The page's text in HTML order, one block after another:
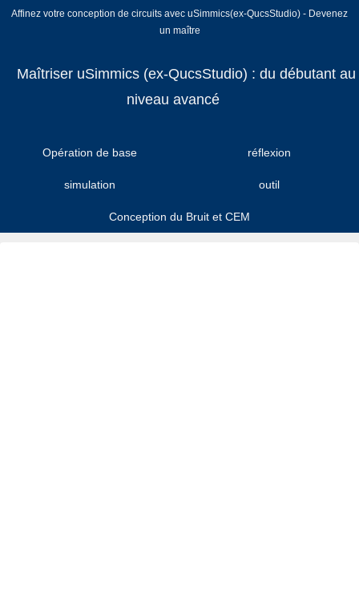
Affinez votre conception de circuits avec uSimmics(ex-QucsStudio) - Devenez
un maître
Maîtriser uSimmics (ex-QucsStudio) : du débutant au
niveau avancé
Opération de base réflexion
simulation outil
Conception du Bruit et CEM